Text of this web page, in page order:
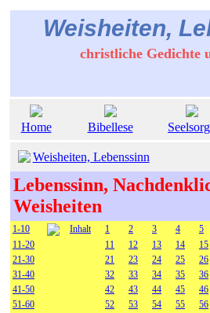
Weisheiten,
christliche Gedichte
Home Bibellese
Weisheiten, Lebenssinn
Lebenssinn,
Weisheiten
1-10 Inhalt 1 2 3 4 5
11-20
11 12 13 14 15
21-30
21 23 24 25 26
31-40
32 33 34 35 36
41-50
42 43 44 45 46
51-60
52 53 54 55 56